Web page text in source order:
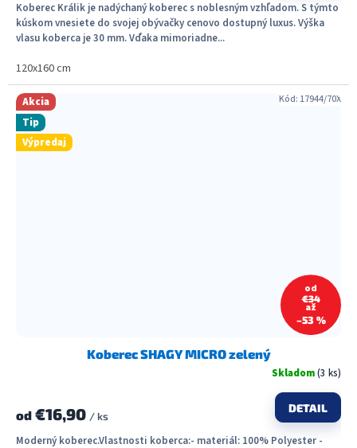
Koberec Králik je nadýchaný koberec s noblesným vzhľadom. S týmto
kúskom vnesiete do svojej obývačky cenovo dostupný luxus. Výška
vlasu koberca je 30 mm. Vďaka mimoriadne...
120x160 cm
Akcia
Tip
Výpredaj
od
€34
až
–53 %
Koberec SHAGY MICRO zelený
Skladom(3 ks)
od €16,90 / ks
DETAIL
Moderný koberec.Vlastnosti koberca:- materiál: 100% Polyester -
Kód: 17944/70X